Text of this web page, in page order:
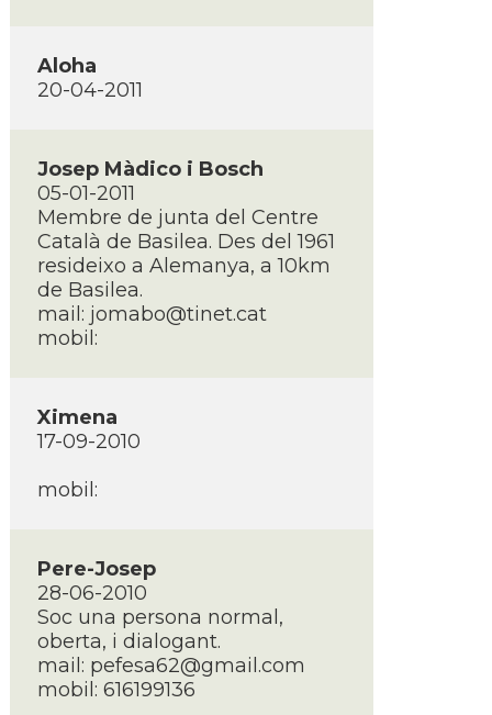
Aloha
20-04-2011
Josep Màdico i Bosch
05-01-2011
Membre de junta del Centre
Català de Basilea. Des del 1961
resideixo a Alemanya, a 10km
de Basilea.
mail: jomabo@tinet.cat
mobil:
Ximena
17-09-2010
mobil:
Pere-Josep
28-06-2010
Soc una persona normal,
oberta, i dialogant.
mail: pefesa62@gmail.com
mobil: 616199136